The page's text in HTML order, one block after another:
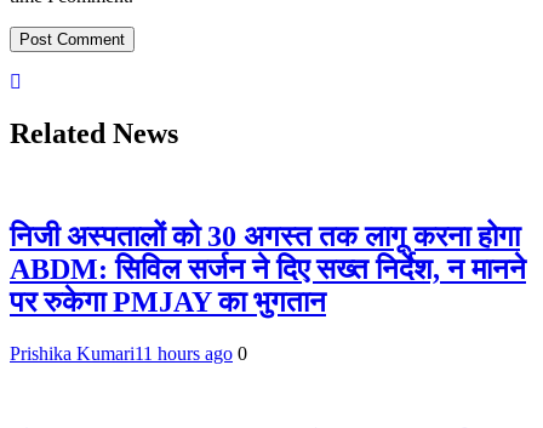
Related News
निजी अस्पतालों को 30 अगस्त तक लागू करना होगा
ABDM: सिविल सर्जन ने दिए सख्त निर्देश, न मानने
पर रुकेगा PMJAY का भुगतान
Prishika Kumari11 hours ago 0